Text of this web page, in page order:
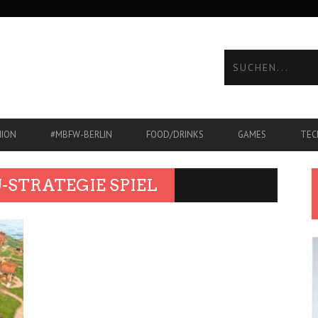
#MBFW-BERLIN FOOD/DRINKS GAMES
SPIEL